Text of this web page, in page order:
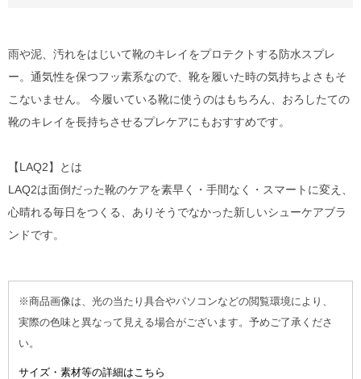
雨や泥、汚れをはじいて靴のキレイをプロテクトする防水スプレ
ー。通気性を保つフッ素系なので、靴を履いた時の気持ちよさもそ
こないません。 今履いている靴に使うのはもちろん、おろしたての
靴のキレイを長持ちさせるプレケアにもおすすめです。
【LAQ2】とは
LAQ2は面倒だった靴のケアを素早く・手間なく・スマートに変え、
心晴れる毎日をつくる、ありそうでなかった新しいシューケアブラ
ンドです。
※商品画像は、光の当たり具合やパソコンなどの閲覧環境により、
実際の色味と異なって見える場合がございます。予めご了承くださ
い。
サイズ・素材等の詳細はこちら